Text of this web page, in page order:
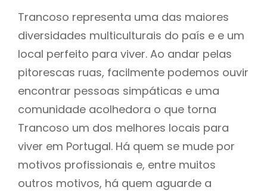
Trancoso representa uma das maiores
diversidades multiculturais do país e e um
local perfeito para viver. Ao andar pelas
pitorescas ruas, facilmente podemos ouvir
encontrar pessoas simpáticas e uma
comunidade acolhedora o que torna
Trancoso um dos melhores locais para
viver em Portugal. Há quem se mude por
motivos profissionais e, entre muitos
outros motivos, há quem aguarde a